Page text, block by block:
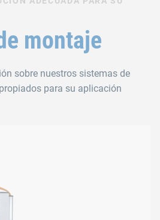
montaje
sobre nuestros sistemas de
para su aplicación